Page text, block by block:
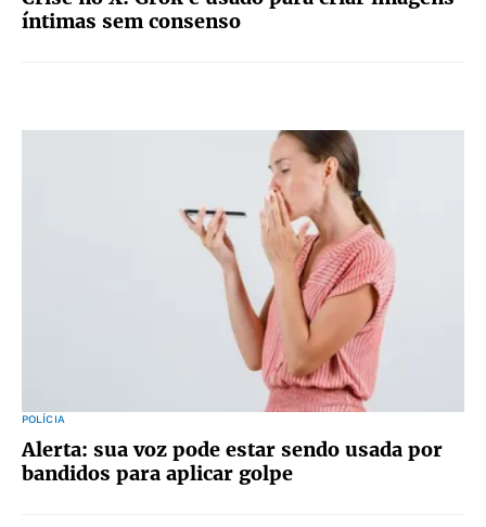
íntimas sem consenso
POLÍCIA
Alerta: sua voz pode estar sendo usada por
bandidos para aplicar golpe